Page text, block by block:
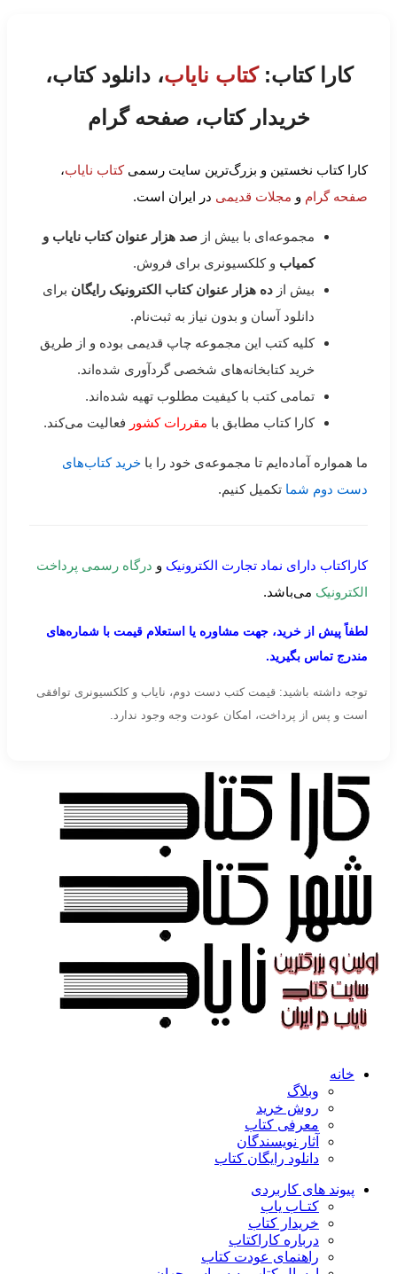
کارا کتاب:کتاب نایاب، دانلود کتاب،
خریدار کتاب، صفحه گرام
کارا کتاب نخستین و بزرگ‌ترین سایت رسمیکتاب نایاب،
صفحه گرام و مجلات قدیمی در ایران است.
مجموعه‌ای با بیش از صد هزار عنوان کتاب نایاب و
کمیاب و کلکسیونری برای فروش.
بیش از ده هزار عنوان کتاب الکترونیک رایگان برای
دانلود آسان و بدون نیاز به ثبت‌نام.
کلیه کتب این مجموعه چاپ قدیمی بوده و از طریق
خرید کتابخانه‌های شخصی گردآوری شده‌اند.
تمامی کتب با کیفیت مطلوب تهیه شده‌اند.
کارا کتاب مطابق با مقررات کشور فعالیت می‌کند.
ما همواره آماده‌ایم تا مجموعه‌ی خود را با خرید کتاب‌های
دست دوم شما تکمیل کنیم.
کاراکتاب دارای نماد تجارت الکترونیک و درگاه رسمی پرداخت
الکترونیک می‌باشد.
لطفاً پیش از خرید، جهت مشاوره یا استعلام قیمت با شماره‌های
مندرج تماس بگیرید.
توجه داشته باشید: قیمت کتب دست دوم، نایاب و کلکسیونری توافقی
است و پس از پرداخت، امکان عودت وجه وجود ندارد.
خانه
وبلاگ
روش خرید
معرفی کتاب
آثار نویسندگان
دانلود رایگان کتاب
پیوند های کاربردی
کتـاب یاب
خریدار کتاب
درباره کاراکتاب
راهنمای عودت کتاب